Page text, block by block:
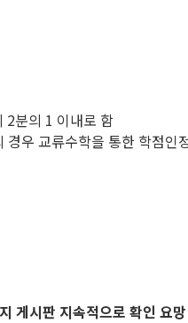
2분의 1 이내로 함
경우 교류수학을 통한 학점인
게시판 지속적으로 확인 요망